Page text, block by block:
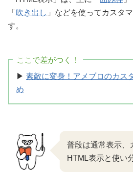
「 吹き出し 」などを使ってカスタ
す。
ここで差がつく！
▶ 素敵に変身！アメブロのカス
め
普段は通常表示、
HTML表示と使い